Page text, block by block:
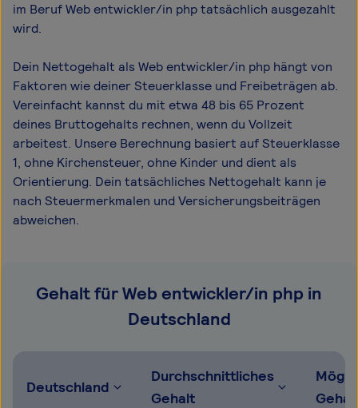
im Beruf Web entwickler/in php tatsächlich ausgezahlt
wird.
Dein Nettogehalt als Web entwickler/in php hängt von
Faktoren wie deiner Steuerklasse und Freibeträgen ab.
Vereinfacht kannst du mit etwa 48 bis 65 Prozent
deines Bruttogehalts rechnen, wenn du Vollzeit
arbeitest. Unsere Berechnung basiert auf Steuerklasse
1, ohne Kirchensteuer, ohne Kinder und dient als
Orientierung. Dein tatsächliches Nettogehalt kann je
nach Steuermerkmalen und Versicherungsbeiträgen
abweichen.
Gehalt für Web entwickler/in php in
Deutschland
Deutschland
Durchschnittliches
Gehalt